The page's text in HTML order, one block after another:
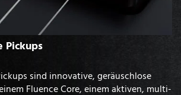
Pickups
sind innovative, geräuschlose
Fluence Core, einem aktiven, multi-